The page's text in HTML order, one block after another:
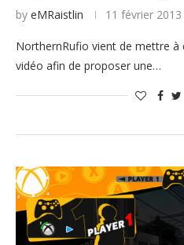
by eMRaistlin 11 février 2013
NorthernRufio vient de mettre à
vidéo afin de proposer une…